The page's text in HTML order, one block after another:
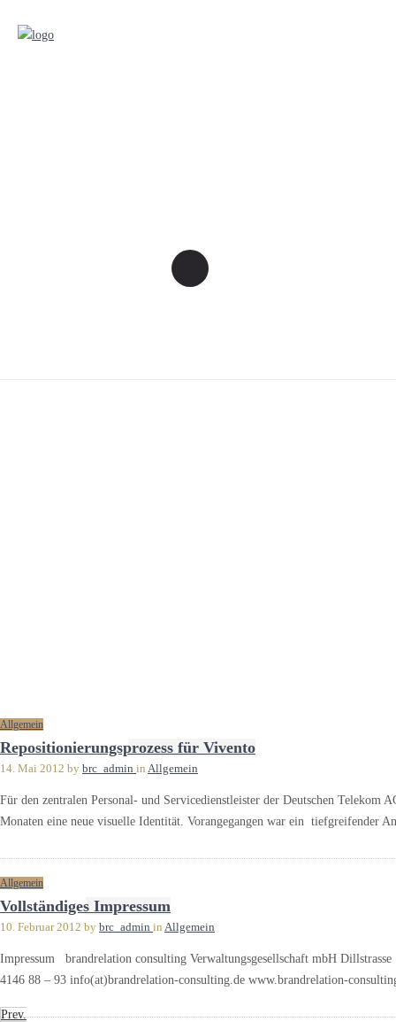
Allgemein
Repositionierungsprozess für Vivento
14. Mai 2012 by brc_admin in Allgemein
Für den zentralen Personal- und Servicedienstleister der Deutschen Telekom
Monaten eine neue visuelle Identität. Vorangegangen war ein tiefgreifender
Allgemein
Vollständiges Impressum
10. Februar 2012 by brc_admin in Allgemein
Impressum brandrelation consulting Verwaltungsgesellschaft mbH
4146 88 – 93 info(at)brandrelation-consulting.de www.brandrelation-
Prev.